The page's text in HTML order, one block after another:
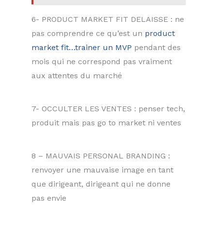
6- PRODUCT MARKET FIT DELAISSE : ne
pas comprendre ce qu’est un product
market fit…trainer un MVP pendant des
mois qui ne correspond pas vraiment
aux attentes du marché
7- OCCULTER LES VENTES : penser tech,
produit mais pas go to market ni ventes
8 – MAUVAIS PERSONAL BRANDING :
renvoyer une mauvaise image en tant
que dirigeant, dirigeant qui ne donne
pas envie